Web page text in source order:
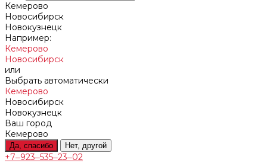
Кемерово
Новосибирск
Новокузнецк
Например:
Кемерово
Новосибирск
или
Выбрать автоматически
Кемерово
Новосибирск
Новокузнецк
Ваш город
Кемерово
Да, спасибо Нет, другой
+7‒923‒535‒23‒02